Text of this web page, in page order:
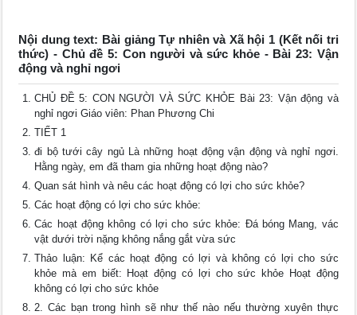
Nội dung text: Bài giảng Tự nhiên và Xã hội 1 (Kết nối tri
thức) - Chủ đề 5: Con người và sức khỏe - Bài 23: Vận
động và nghỉ ngơi
CHỦ ĐỀ 5: CON NGƯỜI VÀ SỨC KHỎE Bài 23: Vận động và
nghỉ ngơi Giáo viên: Phan Phương Chi
TIẾT 1
đi bộ tưới cây ngủ Là những hoạt động vận động và nghỉ ngơi.
Hằng ngày, em đã tham gia những hoạt động nào?
Quan sát hình và nêu các hoạt động có lợi cho sức khỏe?
Các hoạt động có lợi cho sức khỏe:
Các hoạt động không có lợi cho sức khỏe: Đá bóng Mang, vác
vật dưới trời nặng không nắng gắt vừa sức
Thảo luận: Kể các hoạt động có lợi và không có lợi cho sức
khỏe mà em biết: Hoạt động có lợi cho sức khỏe Hoạt động
không có lợi cho sức khỏe
2. Các bạn trong hình sẽ như thế nào nếu thường xuyên thực